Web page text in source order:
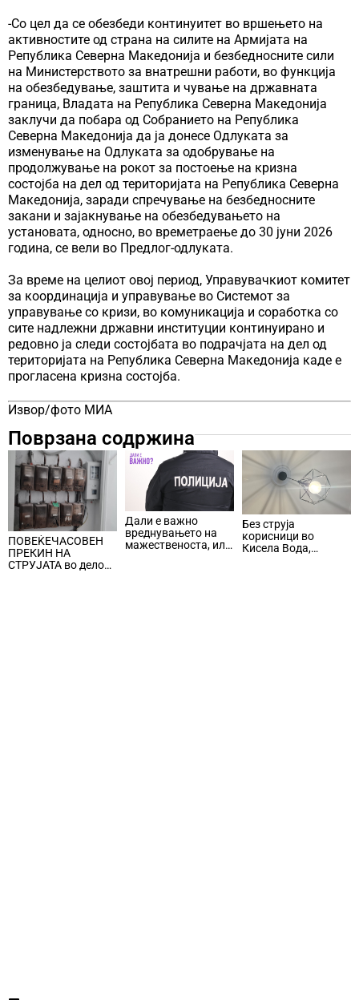
-Со цел да се обезбеди континуитет во вршењето на
активностите од страна на силите на Армијата на
Република Северна Македонија и безбедносните сили
на Министерството за внатрешни работи, во функција
на обезбедување, заштита и чување на државната
граница, Владата на Република Северна Македонија
заклучи да побара од Собранието на Република
Северна Македонија да ја донесе Одлуката за
изменување на Одлуката за одобрување на
продолжување на рокот за постоење на кризна
состојба на дел од територијата на Република Северна
Македонија, заради спречување на безбедносните
закани и зајакнување на обезбедувањето на
установата, односно, во времетраење до 30 јуни 2026
година, се вели во Предлог-одлуката.
За време на целиот овој период, Управувачкиот комитет
за координација и управување во Системот за
управување со кризи, во комуникација и соработка со
сите надлежни државни институции континуирано и
редовно ја следи состојбата во подрачјaта на дел од
територијата на Република Северна Македонија каде е
прогласена кризна состојба.
Извор/фото МИА
Поврзана содржина
ПОВЕЌЕЧАСОВЕН
ПРЕКИН НА
СТРУЈАТА во делови
Дали е важно
вреднувањето на
мажественоста, или
Без струја
корисници во
Кисела Вода,